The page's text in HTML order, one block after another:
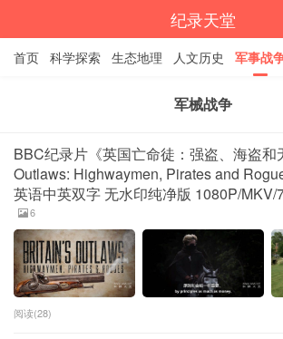
纪录天堂
首页 科学探索 生态地理 人文历史 军事战
精品资源军械战争
BBC纪录片《英国亡命徒：强盗、海盗和
Outlaws: Highwaymen, Pirates and
英语中英双字 无水印纯净版 1080P/MKV/
6
阅读(28)